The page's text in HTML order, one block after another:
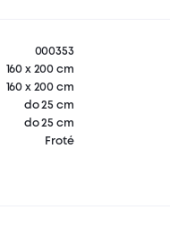
000353
160 x 200 cm
160 x 200 cm
do 25 cm
do 25 cm
Froté